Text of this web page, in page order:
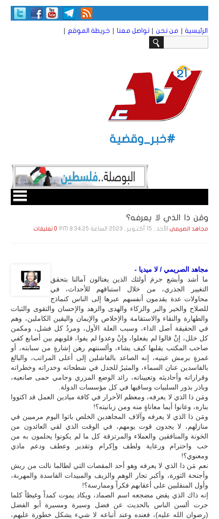
الرئيسية | من نحن | تواصل معنا | خريطة الموقع |
#خبر_وقضية
ومَن ذا الذي لا يعرفه؟
مجاهد الصريمي الأحد , 15 أكـتـوبـر , 2023 الساعة 9:34:25 PM 0 تعليقات
مجاهد الصريمي / لا ميديا -
ما أشد وأبشع جرمَ أولئك الذين يغتالون آمالنا بتحقق
التغيير الجذري، من خلال استباقهم للأحداث، في
محاولات عدة يقدمون أنفسهم عبرها إلى الناس كنماذج
للصلاح والخير والبر والزكاء والهدى والزهد والإحسان والتقوى والثبات
والطهارة والنقاء والاستقامة والإخلاص والإيمان واليقين الكاملين، وهم
في الحقيقة أصل الداء، وسبب العلة الأول، ومردُ كل فشل، ومكمن
كل خلل، إنْ قالوا لم يفعلوا، وإنْ وعدوا لم يفوا، قلوبهم بين أصابع كفي
صاحب المكتب يقلبها كيف يشاء، وألسنتهم رهن إشارةٍ من سبابته، أو
غمزةٍ برمش عينيه، إنه الصاعد بالفاشلين إلى أعلى المراتب، والبالغ
بالفاسدين عنان السماء، والمثيرُ للجدل في شطحاته وخدراته وخطراته
وقراراته وأحاديثه وتعييناته، رائد الوضع المزري وحامي حمى صانعيه،
وباذر بذور السلبيات وساقيها في كل مؤسسات الدولة.
ومَن ذا الذي لا يعرفه، ومعظم الأحرار في كافة ميادين العمل قد اكتووا
بناره، وعانوا أيما معاناةٍ منه ومن زبانيته؟!
ومَن ذا الذي لا يعرفه وآلاف المجاهدين الخلص باتوا اليوم مرميين في
منازلهم، لا يجدون قوت يومهم، في الوقت الذي لقي العائدون من
الخونة والمنافقين والعملاء والمرتزقة كل ما لم يكونوا يحلمون به من
حب واحترام ورعاية ولطف وإكرام وتقدير وعطف ودعم مادي
ومعنوي؟!
نعم مَن ذا الذي لا يعرفه وهو أحد المقصات التي لطالما نالت من ريش
وأجنحة الثورة، وأكبر تجار الوهم والزيف والمبيدات الفاسدة والمهربة،
وأول المنقلبين على أعقابهم فكراً وممارسة؟!
إنه ذاك الذي يقض مضجعه اسم الصماد، ويكاد يموت كمداً وغيظاً كلما
جرت ألسن الناس بالحديث عن فضل وسيرة ومسيرة أبو الفضل
(رضوان الله عليه)، فعنده وعند أتباعه لا شيء يشكل خطورة عليهم،